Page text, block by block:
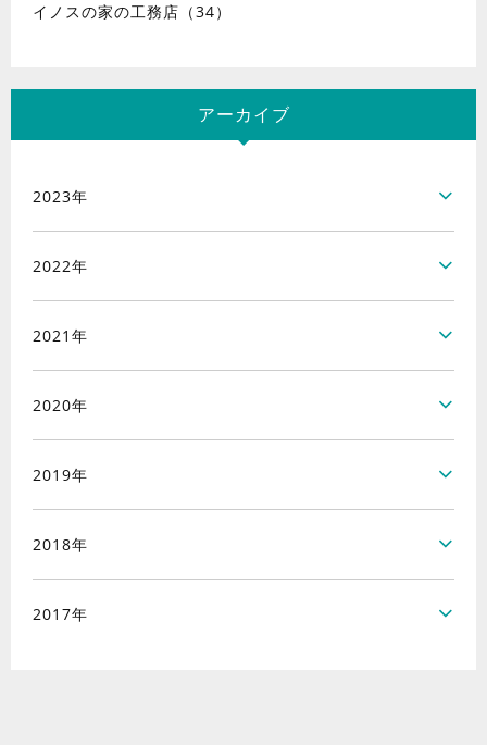
イノスの家の工務店（34）
アーカイブ
2023年
2022年
2021年
2020年
2019年
2018年
2017年